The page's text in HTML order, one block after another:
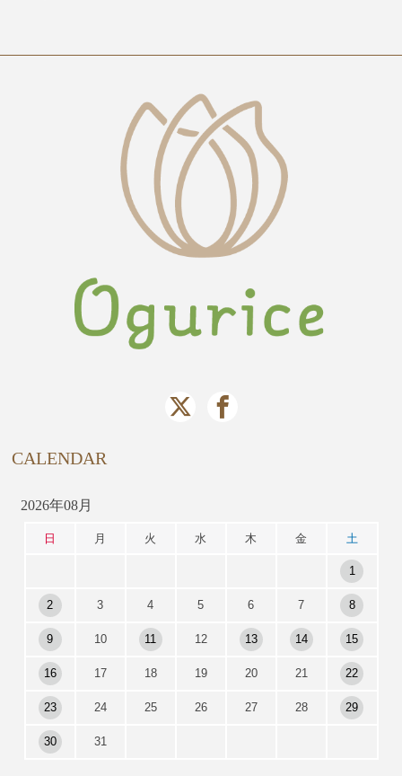
CALENDAR
2026年08月
日 月 火 水 木 金 土
1
2 3 4 5 6 7 8
9 10 11 12 13 14 15
16 17 18 19 20 21 22
23 24 25 26 27 28 29
30 31